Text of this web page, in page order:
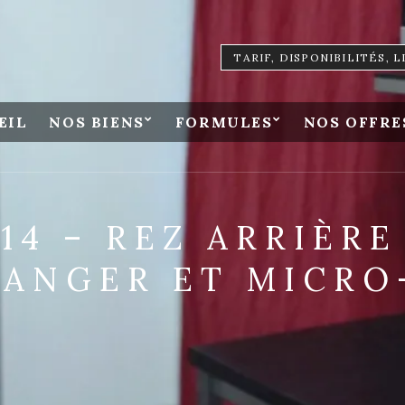
TARIF, DISPONIBILITÉS,
NOS BIENS FORMULES NOS
– REZ
ET